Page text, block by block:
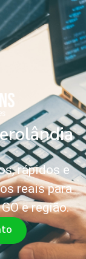
rápidos e
reais para
e região.